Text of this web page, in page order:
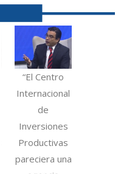
“El Centro
Internacional
de
Inversiones
Productivas
pareciera una